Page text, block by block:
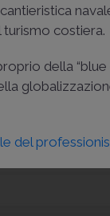
turismo costiera.
della
del